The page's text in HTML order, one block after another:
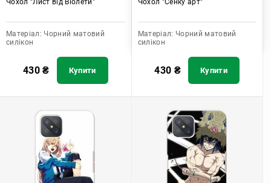
Чохол "Лист від Віолети"
Матеріал: Чорний матовий
силікон
430₴ Купити
Чохол "Сенку арт"
Матеріал: Чорний матовий
силікон
430 ₴ Купити